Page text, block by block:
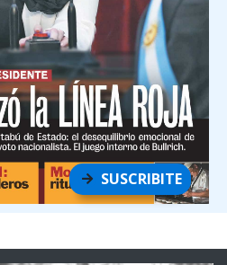
SUSCRIBITE